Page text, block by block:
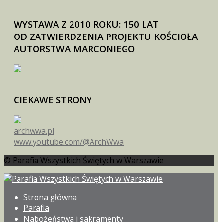
WYSTAWA Z 2010 ROKU: 150 LAT
OD ZATWIERDZENIA PROJEKTU KOŚCIOŁA
AUTORSTWA MARCONIEGO
CIEKAWE STRONY
archwwa.pl
www.youtube.com/@ArchWwa
© Parafia Wszystkich Świętych w Warszawie
Strona główna
Parafia
Nabożeństwa i sakramenty